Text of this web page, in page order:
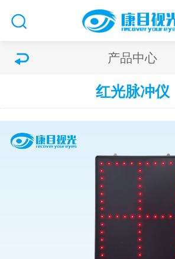
产品中心
红光脉冲仪